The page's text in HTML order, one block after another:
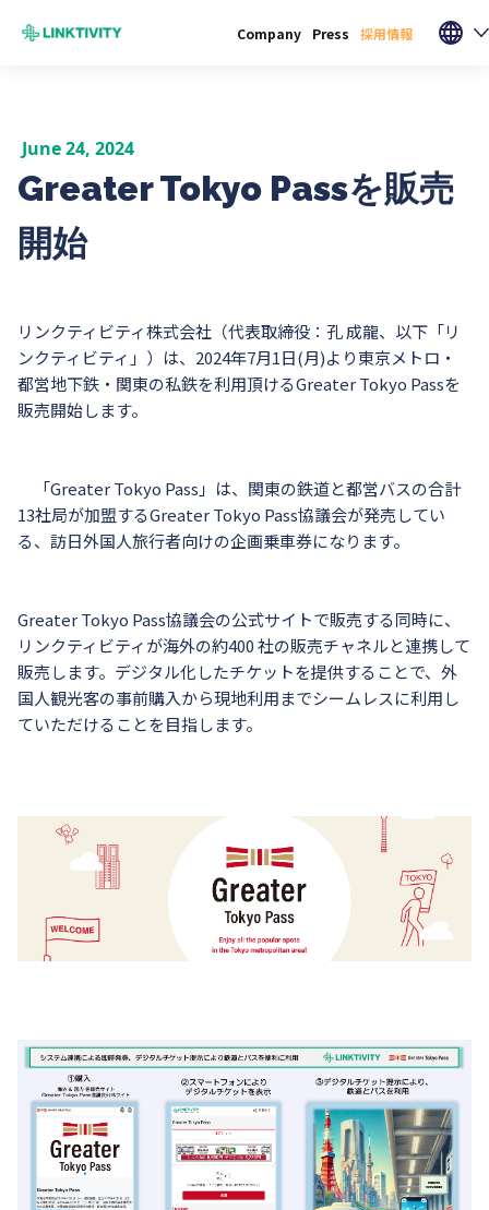
Company Press 採用情報
June 24, 2024
Greater Tokyo Passを販売
開始
リンクティビティ株式会社（代表取締役：孔 成龍、以下「リ
ンクティビティ」）は、2024年7月1日(月)より東京メトロ・
都営地下鉄・関東の私鉄を利用頂けるGreater Tokyo Passを
販売開始します。
「Greater Tokyo Pass」は、関東の鉄道と都営バスの合計
13社局が加盟するGreater Tokyo Pass協議会が発売してい
る、訪日外国人旅行者向けの企画乗車券になります。
Greater Tokyo Pass協議会の公式サイトで販売する同時に、
リンクティビティが海外の約400 社の販売チャネルと連携して
販売します。デジタル化したチケットを提供することで、外
国人観光客の事前購入から現地利用までシームレスに利用し
ていただけることを目指します。